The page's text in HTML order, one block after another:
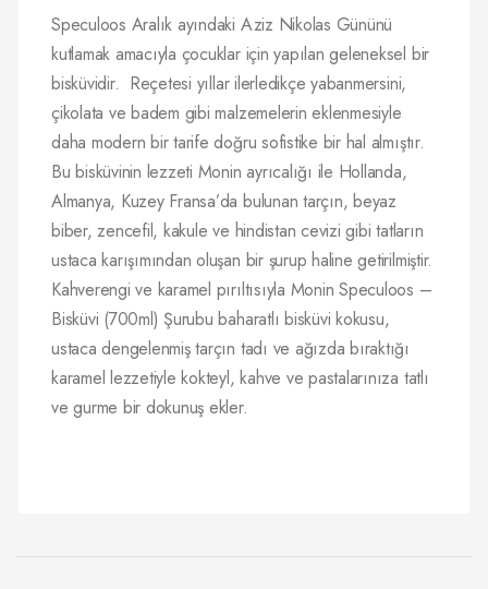
Speculoos Aralık ayındaki Aziz Nikolas Gününü
kutlamak amacıyla çocuklar için yapılan geleneksel bir
bisküvidir. Reçetesi yıllar ilerledikçe yabanmersini,
çikolata ve badem gibi malzemelerin eklenmesiyle
daha modern bir tarife doğru sofistike bir hal almıştır.
Bu bisküvinin lezzeti Monin ayrıcalığı ile Hollanda,
Almanya, Kuzey Fransa’da bulunan tarçın, beyaz
biber, zencefil, kakule ve hindistan cevizi gibi tatların
ustaca karışımından oluşan bir şurup haline getirilmiştir.
Kahverengi ve karamel pırıltısıyla Monin Speculoos –
Bisküvi (700ml) Şurubu baharatlı bisküvi kokusu,
ustaca dengelenmiş tarçın tadı ve ağızda bıraktığı
karamel lezzetiyle kokteyl, kahve ve pastalarınıza tatlı
ve gurme bir dokunuş ekler.